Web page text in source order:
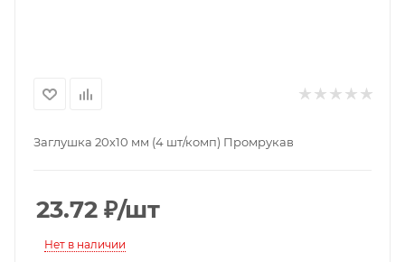
Заглушка 20х10 мм (4 шт/комп) Промрукав
23.72 ₽/шт
Нет в наличии